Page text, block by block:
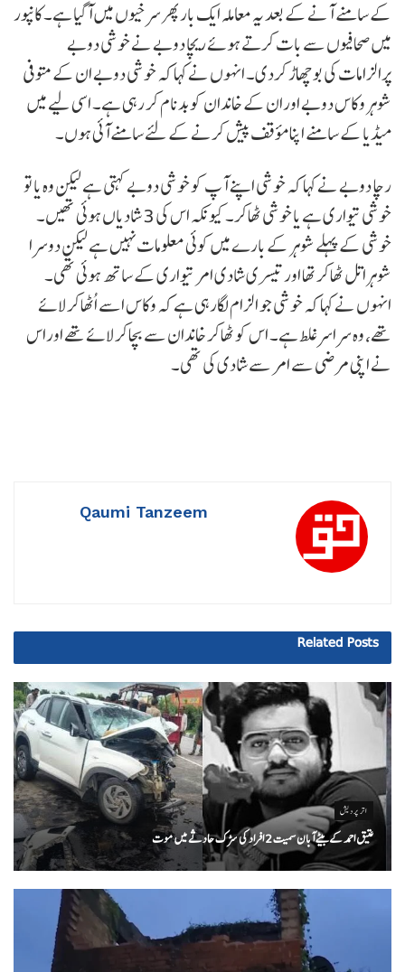
کے سامنے آنے کے بعد یہ معاملہ ایک بار پھر سرخیوں میں آگیا ہے۔ کانپور
میں صحافیوں سے بات کرتے ہوئے ریچا دوبے نے خوشی دوبے
پرالزامات کی بوچھاڑ کردی۔ انہوں نے کہا کہ خوشی دوبے ان کے متوفی
شوہر وکاس دوبے اوران کے خاندان کو بدنام کر رہی ہے۔ اسی لیے میں
میڈیا کے سامنے اپنا مؤقف پیش کرنے کے لئے سامنےآئی ہوں۔
رچا دوبے نے کہا کہ خوشی اپنے آپ کو خوشی دوبے کہتی ہے لیکن وہ یا تو
خوشی تیواری ہے یا خوشی ٹھاکر۔ کیونکہ اس کی 3 شادیاں ہوئی تھیں۔
خوشی کے پہلے شوہر کے بارے میں کوئی معلومات نہیں ہے لیکن دوسرا
شوہراتل ٹھاکر تھا اور تیسری شادی امر تیواری کے ساتھ ہوئی تھی۔
انہوں نے کہا کہ خوشی جو الزام لگارہی ہے کہ وکاس اسے اُٹھاکر لائے
تھے، وہ سراسرغلط ہے۔ اس کو ٹھاکر خاندان سے بچاکر لائے تھے اوراس
نے اپنی مرضی سے امر سے شادی کی تھی۔
Qaumi Tanzeem
Related Posts
اتر پردیش
عتیق احمد کے بیٹے آبان سمیت 2 افراد کی سڑک حادثے میں موت